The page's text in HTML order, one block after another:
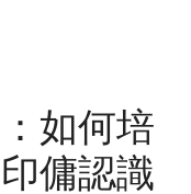
如何培
傭認識